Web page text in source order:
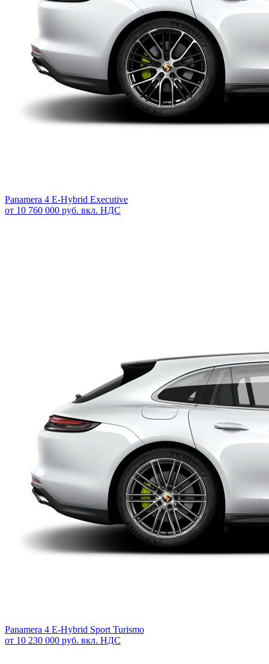
Panamera 4 E-Hybrid Executive
от 10 760 000 руб. вкл. НДС
Panamera 4 E-Hybrid Sport Turismo
от 10 230 000 руб. вкл. НДС